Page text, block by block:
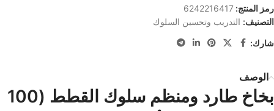
رمز المنتج: 6242216417
التصنيف: التدريب وتحسين السلوك
شارك:
الوصف
بخاخ طارد ومنظم سلوك القطط (100